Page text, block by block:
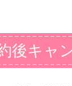
後キャ